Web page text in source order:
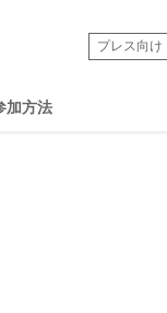
加方法
プレス向け